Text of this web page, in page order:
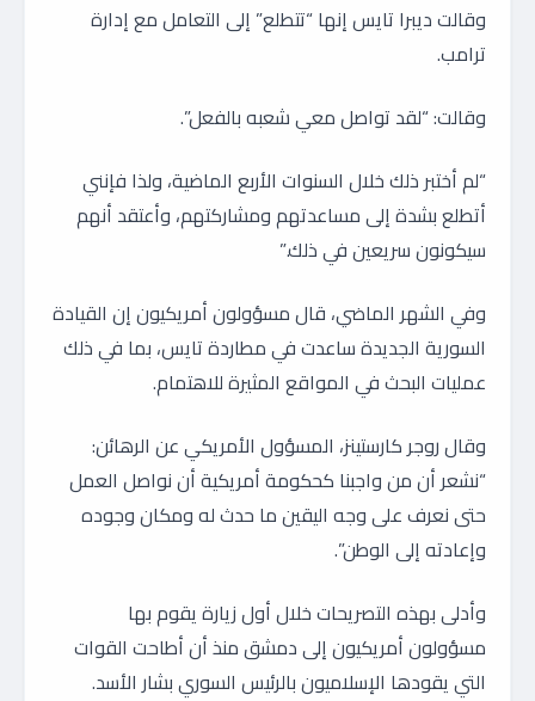
وقالت ديبرا تايس إنها “تتطلع” إلى التعامل مع إدارة
ترامب.
وقالت: “لقد تواصل معي شعبه بالفعل”.
“لم أختبر ذلك خلال السنوات الأربع الماضية، ولذا فإنني
أتطلع بشدة إلى مساعدتهم ومشاركتهم، وأعتقد أنهم
سيكونون سريعين في ذلك.”
وفي الشهر الماضي، قال مسؤولون أمريكيون إن القيادة
السورية الجديدة ساعدت في مطاردة تايس، بما في ذلك
عمليات البحث في المواقع المثيرة للاهتمام.
وقال روجر كارستينز، المسؤول الأمريكي عن الرهائن:
“نشعر أن من واجبنا كحكومة أمريكية أن نواصل العمل
حتى نعرف على وجه اليقين ما حدث له ومكان وجوده
وإعادته إلى الوطن”.
وأدلى بهذه التصريحات خلال أول زيارة يقوم بها
مسؤولون أمريكيون إلى دمشق منذ أن أطاحت القوات
التي يقودها الإسلاميون بالرئيس السوري بشار الأسد.